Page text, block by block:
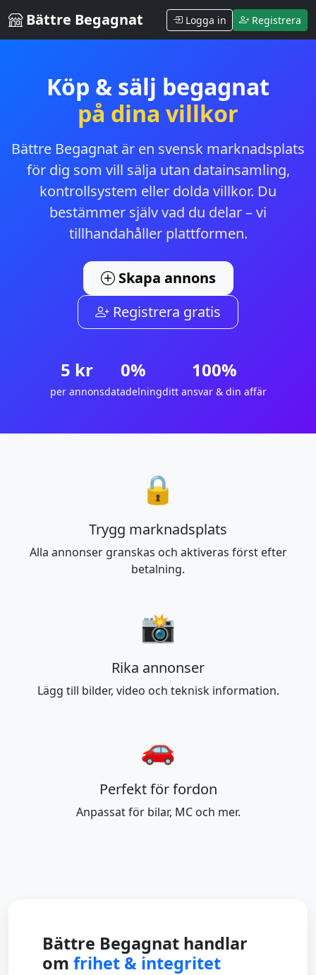
Bättre Begagnat Logga in Registrera
Köp & sälj begagnat
på dina villkor
Bättre Begagnat är en svensk marknadsplats
för dig som vill sälja utan datainsamling,
kontrollsystem eller dolda villkor. Du
bestämmer själv vad du delar – vi
tillhandahåller plattformen.
Skapa annons
Registrera gratis
5 kr
per annons
0%
datadelning
100%
ditt ansvar & din affär
🔒
Trygg marknadsplats
Alla annonser granskas och aktiveras först efter
betalning.
📸
Rika annonser
Lägg till bilder, video och teknisk information.
🚗
Perfekt för fordon
Anpassat för bilar, MC och mer.
Bättre Begagnat handlar
om frihet & integritet